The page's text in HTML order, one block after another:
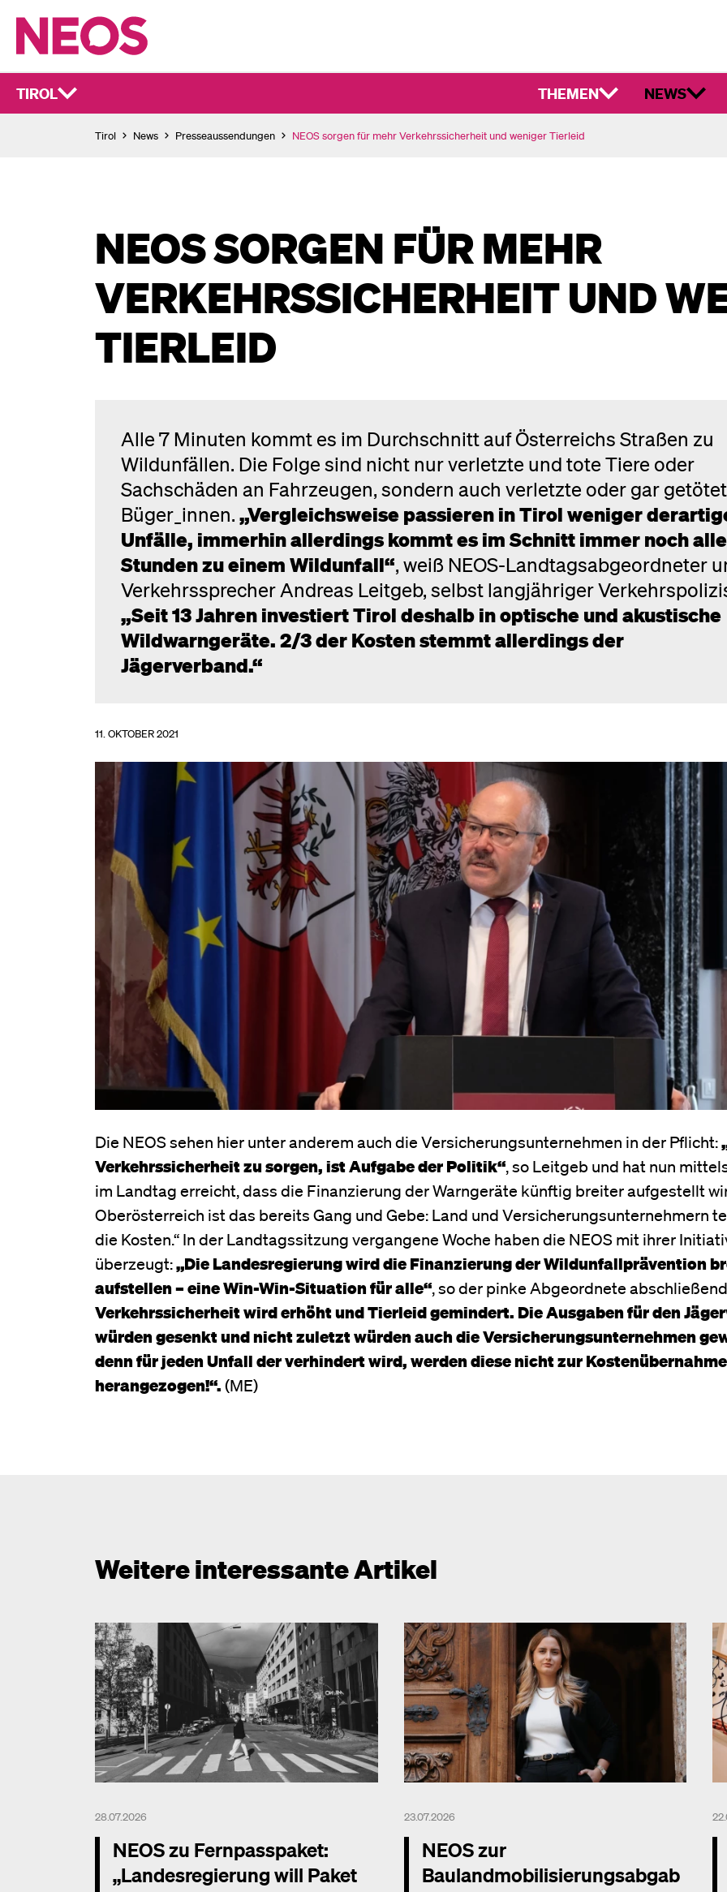
TIROL THEMEN NEWS
Tirol News Presseaussendungen NEOS sorgen für mehr Verkehrssicherheit und weniger Tierleid
NEOS SORGEN FÜR MEHR
VERKEHRSSICHERHEIT UND
TIERLEID
Alle 7 Minuten kommt es im Durchschnitt auf Österreichs Straßen zu
Wildunfällen. Die Folge sind nicht nur verletzte und tote Tiere oder
Sachschäden an Fahrzeugen, sondern auch verletzte oder gar
Büger_innen.„Vergleichsweise passieren in Tirol weniger
Unfälle, immerhin allerdings kommt es im Schnitt immer noch
Stunden zu einem Wildunfall“, weiß NEOS-Landtagsabgeordneter
Verkehrssprecher Andreas Leitgeb, selbst langjähriger
„Seit 13 Jahren investiert Tirol deshalb in optische und akustische
Wildwarngeräte. 2/3 der Kosten stemmt allerdings der
Jägerverband.“
11. OKTOBER 2021
Die NEOS sehen hier unter anderem auch die Versicherungsunternehmen in der Pflicht:
Verkehrssicherheit zu sorgen, ist Aufgabe der Politik“, so Leitgeb und hat nun
im Landtag erreicht, dass die Finanzierung der Warngeräte künftig breiter aufgestellt
Oberösterreich ist das bereits Gang und Gebe: Land und Versicherungsunternehmern
die Kosten.“ In der Landtagssitzung vergangene Woche haben die NEOS mit ihrer
überzeugt:„Die Landesregierung wird die Finanzierung der Wildunfallprävention
aufstellen – eine Win-Win-Situation für alle“, so der pinke Abgeordnete
Verkehrssicherheit wird erhöht und Tierleid gemindert. Die Ausgaben für den
würden gesenkt und nicht zuletzt würden auch die Versicherungsunternehmen
denn für jeden Unfall der verhindert wird, werden diese nicht zur Kostenübernahme
herangezogen!“.(ME)
Weitere interessante Artikel
28.07.2026
NEOS zu Fernpasspaket:
„Landesregierung will Paket
23.07.2026
NEOS zur
Baulandmobilisierungsabgab